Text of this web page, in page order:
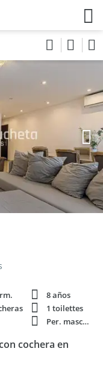
8 años
1 toilettes
Per. mascota
cochera en